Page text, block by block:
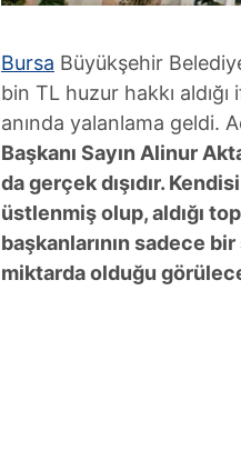
Bursa Büyükşehir
bin TL huzur hakkı aldığı
anında yalanlama geldi.
Başkanı Sayın Alinur
da gerçek dışıdır.
üstlenmiş olup, aldığı
başkanlarının sadece
miktarda olduğu